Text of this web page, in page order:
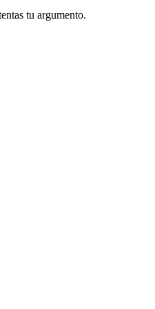
tu argumento.